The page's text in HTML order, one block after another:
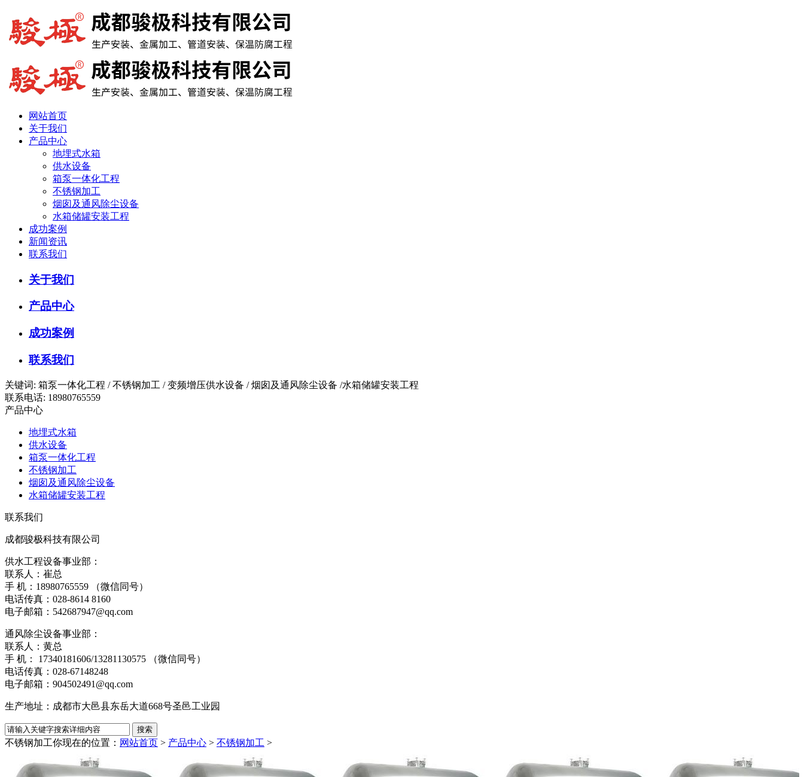
网站首页
关于我们
产品中心
地埋式水箱
供水设备
箱泵一体化工程
不锈钢加工
烟囱及通风除尘设备
水箱储罐安装工程
成功案例
新闻资讯
联系我们
关于我们
产品中心
成功案例
联系我们
关键词: 箱泵一体化工程 / 不锈钢加工 / 变频增压供水设备 / 烟囱及通风除尘设备 /水箱储罐安装工程
联系电话: 18980765559
产品中心
地埋式水箱
供水设备
箱泵一体化工程
不锈钢加工
烟囱及通风除尘设备
水箱储罐安装工程
联系我们
成都骏极科技有限公司
供水工程设备事业部：
联系人：崔总
手 机：18980765559 （微信同号）
电话传真：028-8614 8160
电子邮箱：542687947@qq.com
通风除尘设备事业部：
联系人：黄总
手 机： 17340181606/13281130575 （微信同号）
电话传真：028-67148248
电子邮箱：904502491@qq.com
生产地址：成都市大邑县东岳大道668号圣邑工业园
不锈钢加工你现在的位置： 网站首页 > 产品中心 > 不锈钢加工 >